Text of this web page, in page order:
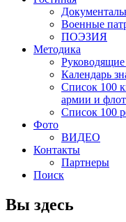
Военные
ПОЭЗИЯ
Методика
Календарь
Список 100
армии и
Список 100
Фото
ВИДЕО
Контакты
Партнеры
Поиск
Вы здесь